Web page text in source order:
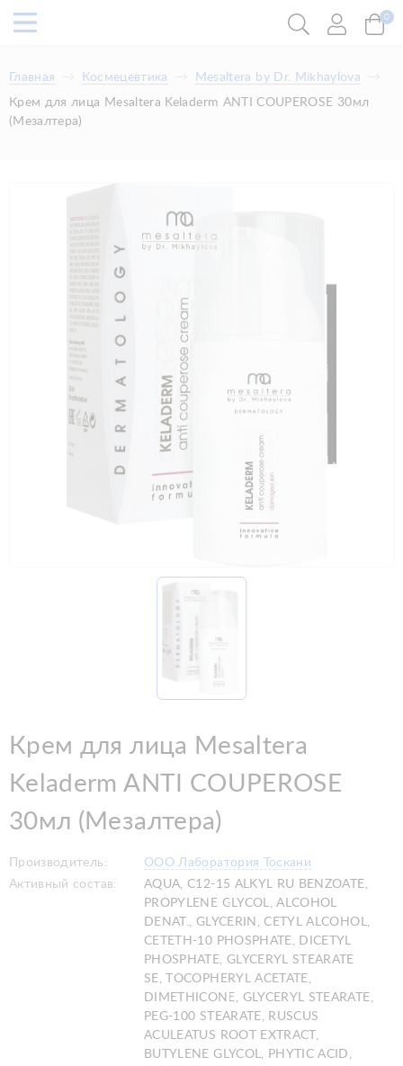
0
Главная Космецевтика
Mesaltera by Dr. Mikhaylova
Крем для лица Mesaltera Keladerm ANTI COUPEROSE 30мл
(Мезалтера)
Крем для лица Mesaltera
Keladerm ANTI COUPEROSE
30мл (Мезалтера)
Производитель:
ООО Лаборатория Тоскани
Активный состав:
AQUA, C12-15 ALKYL RU BENZOATE,
PROPYLENE GLYCOL, ALCOHOL
DENAT., GLYCERIN, CETYL ALCOHOL,
CETETH-10 PHOSPHATE, DICETYL
PHOSPHATE, GLYCERYL STEARATE
SE, TOCOPHERYL ACETATE,
DIMETHICONE, GLYCERYL STEARATE,
PEG-100 STEARATE, RUSCUS
ACULEATUS ROOT EXTRACT,
BUTYLENE GLYCOL, PHYTIC ACID,